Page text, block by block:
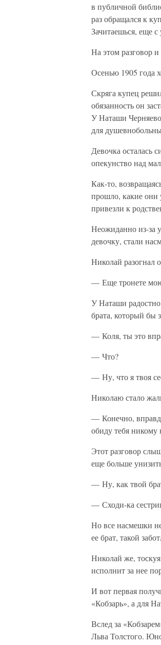
в публичной
раз обращался к
Зачитаешься, еще
На этом разговор и
Осенью 1905 года
Скряга купец
обязанность он
У Наташи
для
Девочка осталась
опекунство над
Как-то,
прошло, какие они
привезли к
Неожиданно из-за
девочку, стали
Николай разогнал
— Еще тронете
У Наташи радостно
брата, который бы
— Коля, ты это
— Что?
— Ну, что я твоя
Николаю стало
— Конечно,
обиду тебя никому
Этот разговор
еще больше
— Ну, как твой
— Сходи-ка
Но все насмешки
ее брат, такой
Николай же,
исполнит за нее
И вот первая
«Кобзарь», а для
Вслед за
Льва Толстого.